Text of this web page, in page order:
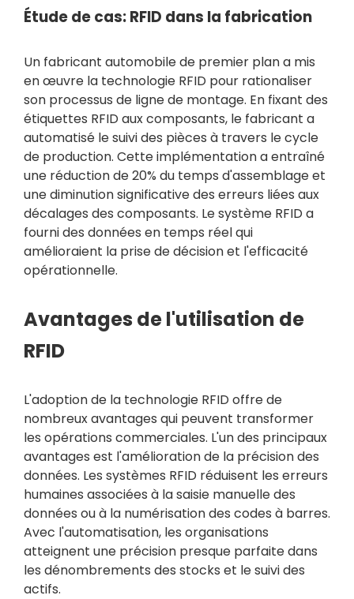
Étude de cas: RFID dans la fabrication
Un fabricant automobile de premier plan a mis
en œuvre la technologie RFID pour rationaliser
son processus de ligne de montage. En fixant des
étiquettes RFID aux composants, le fabricant a
automatisé le suivi des pièces à travers le cycle
de production. Cette implémentation a entraîné
une réduction de 20% du temps d'assemblage et
une diminution significative des erreurs liées aux
décalages des composants. Le système RFID a
fourni des données en temps réel qui
amélioraient la prise de décision et l'efficacité
opérationnelle.
Avantages de l'utilisation de
RFID
L'adoption de la technologie RFID offre de
nombreux avantages qui peuvent transformer
les opérations commerciales. L'un des principaux
avantages est l'amélioration de la précision des
données. Les systèmes RFID réduisent les erreurs
humaines associées à la saisie manuelle des
données ou à la numérisation des codes à barres.
Avec l'automatisation, les organisations
atteignent une précision presque parfaite dans
les dénombrements des stocks et le suivi des
actifs.